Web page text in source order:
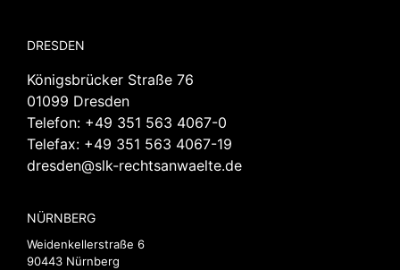
DRESDEN
Königsbrücker Straße 76
01099 Dresden
Telefon: +49 351 563 4067-0
Telefax: +49 351 563 4067-19
dresden@slk-rechtsanwaelte.de
NÜRNBERG
Weidenkellerstraße 6
90443 Nürnberg